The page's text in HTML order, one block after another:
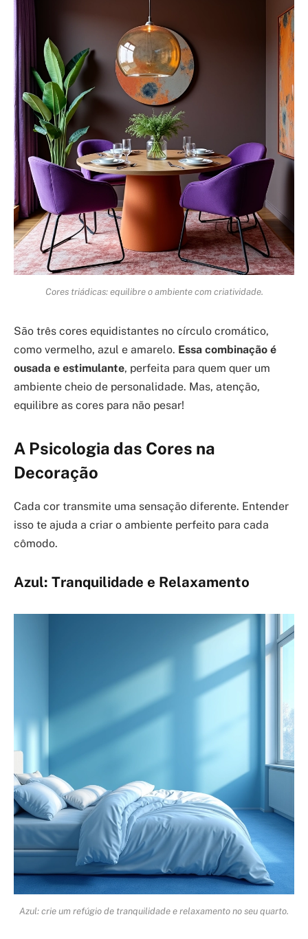
Cores triádicas: equilibre o ambiente com criatividade.
São três cores equidistantes no círculo cromático,
como vermelho, azul e amarelo. Essa combinação é
ousada e estimulante, perfeita para quem quer um
ambiente cheio de personalidade. Mas, atenção,
equilibre as cores para não pesar!
A Psicologia das Cores na
Decoração
Cada cor transmite uma sensação diferente. Entender
isso te ajuda a criar o ambiente perfeito para cada
cômodo.
Azul: Tranquilidade e Relaxamento
Azul: crie um refúgio de tranquilidade e relaxamento no seu quarto.